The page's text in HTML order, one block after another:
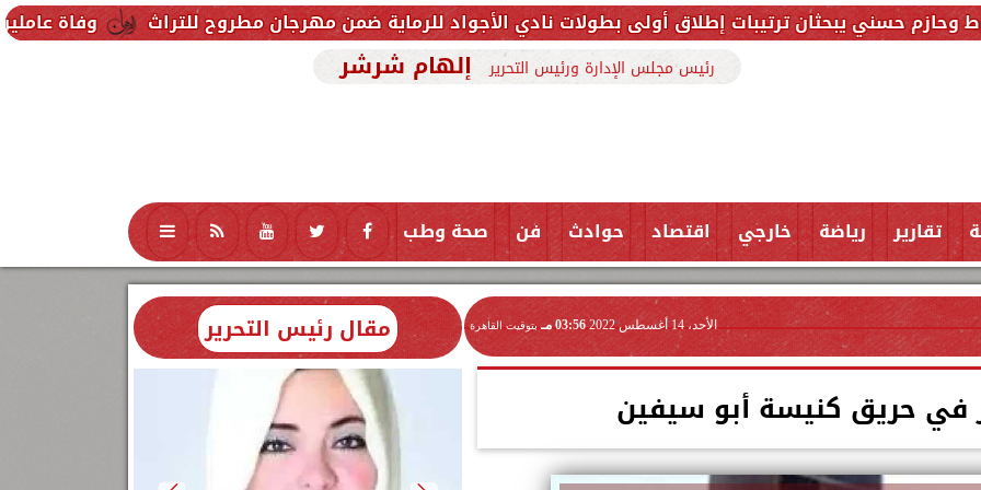
وفاة عاملين متأثرين ترتيبات إطلاق أولى بطولات نادي الأجواد للرماية ضمن مهرجان مطروح للتراث
رئيس مجلس الإدارة ورئيس التحرير إلهام شرشر
تقارير رياضة خارجي اقتصاد حوادث فن صحة وطب تكنولوجيا منوعات محافظات
الأحد، 14 أغسطس 2022 03:56 مـ بتوقيت القاهرة
في حريق كنيسة أبو سيفين
مقال رئيس التحرير